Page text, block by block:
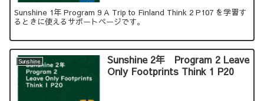
Sunshine 1年 Program 9 A Trip to Finland Think 2 P107 を学習す
るときに使えるサポートページです。
Sunshine
Sunshine 2年 Program 2 Leave
Only Footprints Think 1 P20